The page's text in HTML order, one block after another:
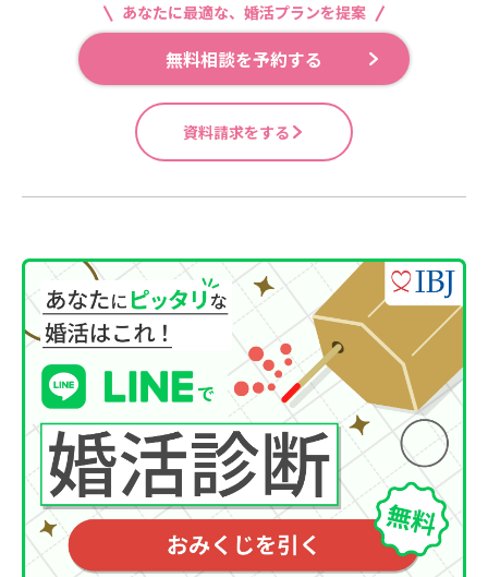
あなたに最適な、婚活プランを提案
無料相談を予約する
資料請求をする